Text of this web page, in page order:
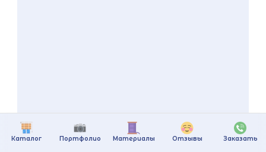
Каталог Портфолио Материалы Отзывы Заказать
+375